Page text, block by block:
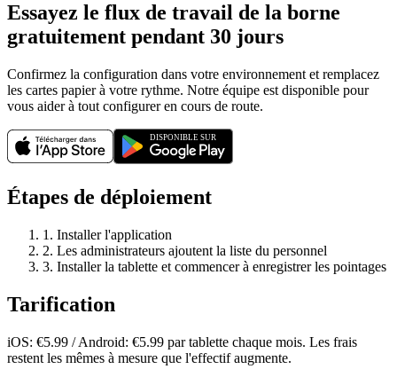
Essayez le flux de travail de la borne
gratuitement pendant 30 jours
Confirmez la configuration dans votre environnement et remplacez
les cartes papier à votre rythme. Notre équipe est disponible pour
vous aider à tout configurer en cours de route.
Étapes de déploiement
1. Installer l'application
2. Les administrateurs ajoutent la liste du personnel
3. Installer la tablette et commencer à enregistrer les pointages
Tarification
iOS: €5.99 / Android: €5.99 par tablette chaque mois. Les frais
restent les mêmes à mesure que l'effectif augmente.